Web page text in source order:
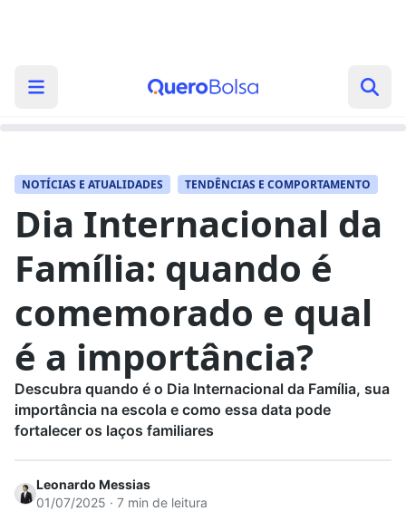
NOTÍCIAS E ATUALIDADES TENDÊNCIAS E COMPORTAMENTO
Dia Internacional da
Família: quando é
comemorado e qual
é a importância?
Descubra quando é o Dia Internacional da Família, sua
importância na escola e como essa data pode
fortalecer os laços familiares
Leonardo Messias
01/07/2025 · 7 min de leitura